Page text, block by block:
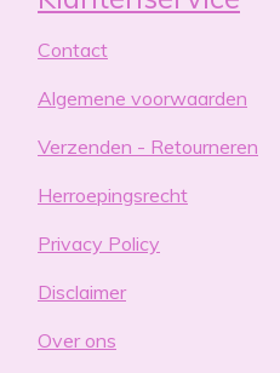
Contact
Algemene voorwaarden
Verzenden - Retourneren
Herroepingsrecht
Privacy Policy
Disclaimer
Over ons